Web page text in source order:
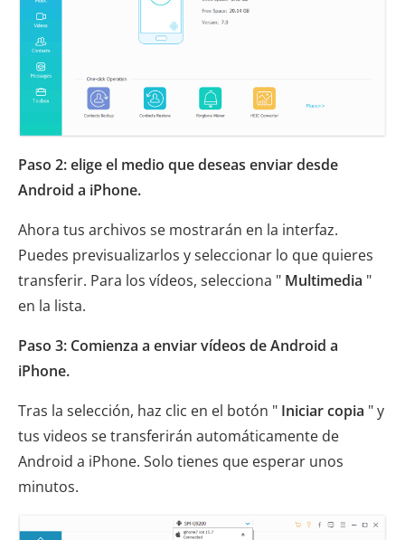
Paso 2: elige el medio que deseas enviar desde
Android a iPhone.
Ahora tus archivos se mostrarán en la interfaz.
Puedes previsualizarlos y seleccionar lo que quieres
transferir. Para los vídeos, selecciona " Multimedia "
en la lista.
Paso 3: Comienza a enviar vídeos de Android a
iPhone.
Tras la selección, haz clic en el botón " Iniciar copia " y
tus videos se transferirán automáticamente de
Android a iPhone. Solo tienes que esperar unos
minutos.